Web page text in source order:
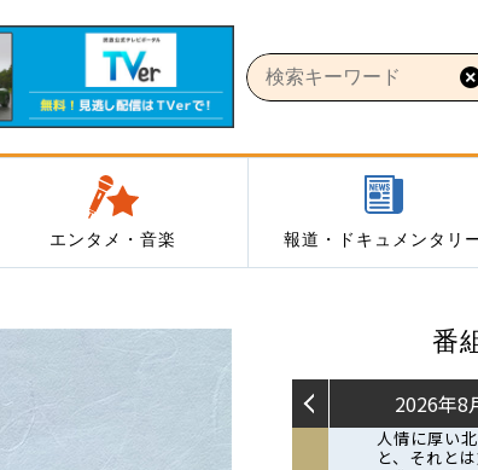
エンタメ・音楽 報道・ドキュメンタリ
番